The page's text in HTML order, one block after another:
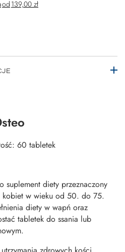
od 139,00 zł
60 tabletek
suplement diety przeznaczony
kobiet w wieku od 50. do 75.
diety w wapń oraz
tabletek do ssania lub